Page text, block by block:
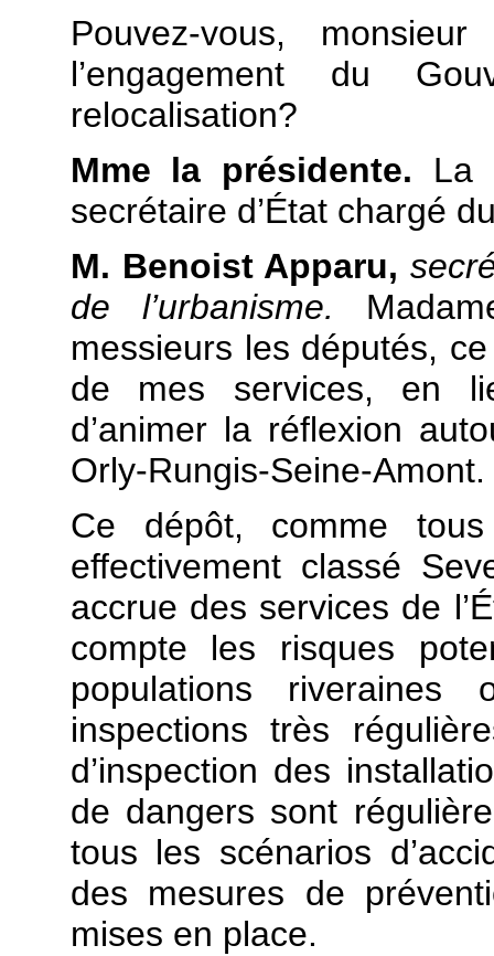
Pouvez-vous,
l’engagement du
relocalisation?
Mme la présidente. La
secrétaire d’État chargé
M. Benoist Apparu,
de l’urbanisme.
messieurs les députés,
de mes services, en
d’animer la réflexion
Orly-Rungis-Seine-Amont.
Ce dépôt, comme
effectivement classé
accrue des services de
compte les risques
populations
inspections très
d’inspection des
de dangers sont
tous les scénarios
des mesures de
mises en place.